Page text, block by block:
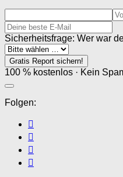
Sicherheitsfrage: Wer war
Gratis Report sichern!
100 % kostenlos · Kein
Folgen: